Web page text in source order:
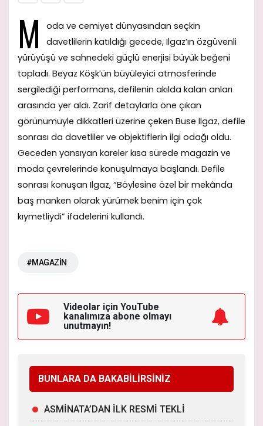
M
oda ve cemiyet dünyasından seçkin
davetlilerin katıldığı gecede, Ilgaz’ın özgüvenli
yürüyüşü ve sahnedeki güçlü enerjisi büyük beğeni
topladı. Beyaz Köşk’ün büyüleyici atmosferinde
sergilediği performans, defilenin akılda kalan anları
arasında yer aldı. Zarif detaylarla öne çıkan
görünümüyle dikkatleri üzerine çeken Buse Ilgaz, defile
sonrası da davetliler ve objektiflerin ilgi odağı oldu.
Geceden yansıyan kareler kısa sürede magazin ve
moda çevrelerinde konuşulmaya başlandı. Defile
sonrası konuşan Ilgaz, “Böylesine özel bir mekânda
baş manken olarak yürümek benim için çok
kıymetliydi” ifadelerini kullandı.
#MAGAZİN
Videolar için YouTube
kanalımıza abone olmayı
unutmayın!
BUNLARA DA BAKABİLİRSİNİZ
ASMİNATA’DAN İLK RESMİ TEKLİ